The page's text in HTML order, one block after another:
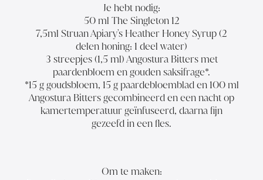
Je hebt nodig:
50 ml The Singleton 12
7,5ml Struan Apiary's Heather HoneySyrup (2
delen honing: 1 deel water)
3 streepjes (1,5 ml) Angostura Bitters met
paardenbloem en gouden saksifrage*.
*15 g goudsbloem, 15 g paardebloemblad en 100 ml
Angostura Bitters gecombineerd en een nacht op
kamertemperatuur geïnfuseerd, daarna fijn
gezeefd in een fles.
Om te maken: